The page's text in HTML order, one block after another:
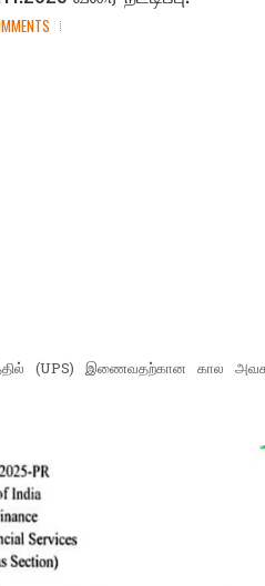
(UPS) இணைவதற்கான கால